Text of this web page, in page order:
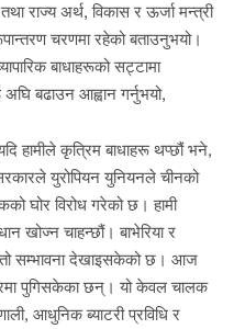
राज्य अर्थ, विकास र ऊर्जा मन्त्री
चरणमा रहेको बताउनुभयो।
बाधाहरूको सट्टामा
अघि बढाउन आह्वान गर्नुभयो,
हामीले कृत्रिम बाधाहरू थप्छौं भने,
सरकारले युरोपियन युनियनले चीनको
घोर विरोध गरेको छ। हामी
खोज्न चाहन्छौं। बाभेरिया र
सम्भावना देखाइसकेको छ। आज
पुगिसकेका छन्। यो केवल चालक
आधुनिक ब्याटरी प्रविधि र